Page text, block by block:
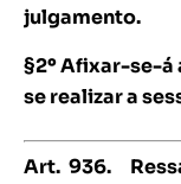
julgamento.
§2º Afixar-se-á
se realizar a
Art. 936.